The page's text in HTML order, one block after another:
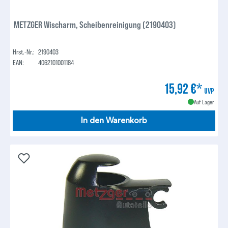
METZGER Wischarm, Scheibenreinigung (2190403)
Hrst.-Nr.: 2190403
EAN:
4062101001184
15,92 €* UVP
Auf Lager
In den Warenkorb